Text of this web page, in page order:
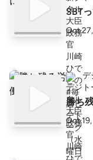
SBT
Oct
デ
勝ち
Oct